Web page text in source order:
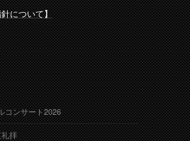
について】
コンサート2026
礼拝